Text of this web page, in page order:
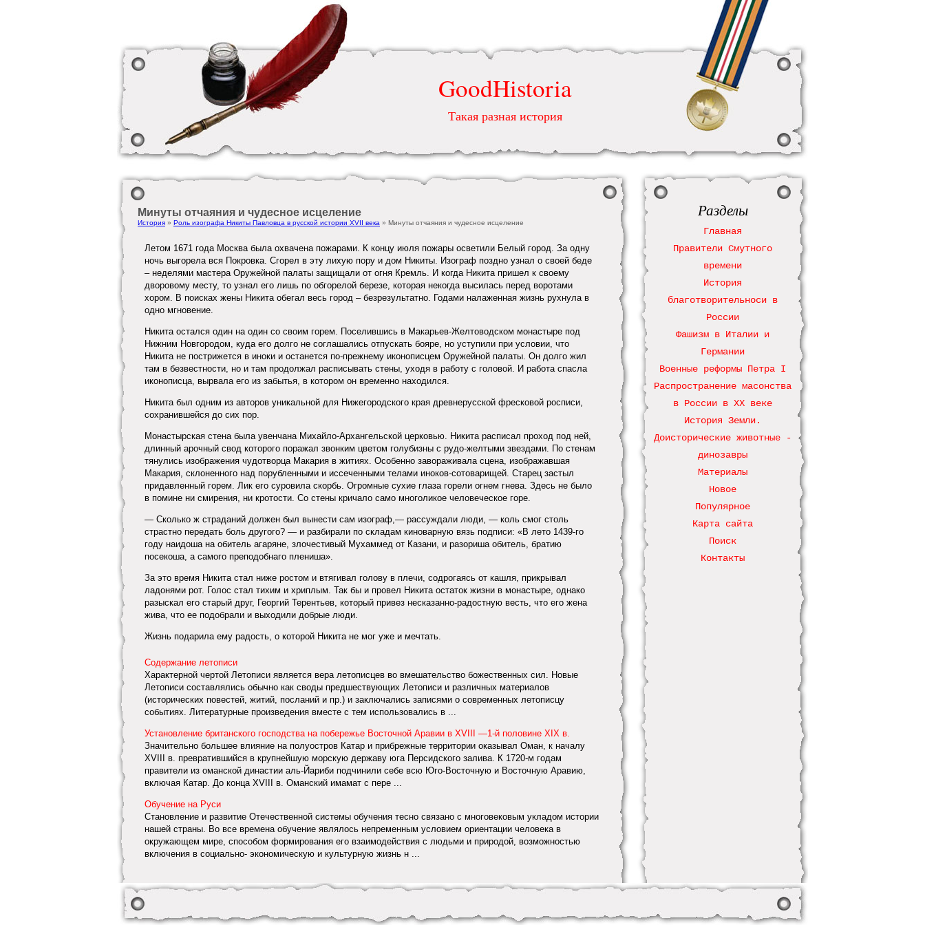
GoodHistoria
Такая разная история
Минуты отчаяния и чудесное исцеление
История » Роль изографа Никиты Павловца в русской истории XVII века » Минуты отчаяния и чудесное исцеление
Летом 1671 года Москва была охвачена пожарами. К концу июля пожары осветили Белый город. За одну
ночь выгорела вся Покровка. Сгорел в эту лихую пору и дом Никиты. Изограф поздно узнал о своей беде
– неделями мастера Оружейной палаты защищали от огня Кремль. И когда Никита пришел к своему
дворовому месту, то узнал его лишь по обгорелой березе, которая некогда высилась перед воротами
хором. В поисках жены Никита обегал весь город – безрезультатно. Годами налаженная жизнь рухнула в
одно мгновение.
Никита остался один на один со своим горем. Поселившись в Макарьев-Желтоводском монастыре под
Нижним Новгородом, куда его долго не соглашались отпускать бояре, но уступили при условии, что
Никита не пострижется в иноки и останется по-прежнему иконописцем Оружейной палаты. Он долго жил
там в безвестности, но и там продолжал расписывать стены, уходя в работу с головой. И работа спасла
иконописца, вырвала его из забытья, в котором он временно находился.
Никита был одним из авторов уникальной для Нижегородского края древнерусской фресковой росписи,
сохранившейся до сих пор.
Монастырская стена была увенчана Михайло-Архангельской церковью. Никита расписал проход под ней,
длинный арочный свод которого поражал звонким цветом голубизны с рудо-желтыми звездами. По стенам
тянулись изображения чудотворца Макария в житиях. Особенно завораживала сцена, изображавшая
Макария, склоненного над порубленными и иссеченными телами иноков-сотоварищей. Старец застыл
придавленный горем. Лик его суровила скорбь. Огромные сухие глаза горели огнем гнева. Здесь не было
в помине ни смирения, ни кротости. Со стены кричало само многоликое человеческое горе.
— Сколько ж страданий должен был вынести сам изограф,— рассуждали люди, — коль смог столь
страстно передать боль другого? — и разбирали по складам киноварную вязь подписи: «В лето 1439-го
году наидоша на обитель агаряне, злочестивый Мухаммед от Казани, и разориша обитель, братию
посекоша, а самого преподобнаго плениша».
За это время Никита стал ниже ростом и втягивал голову в плечи, содрогаясь от кашля, прикрывал
ладонями рот. Голос стал тихим и хриплым. Так бы и провел Никита остаток жизни в монастыре, однако
разыскал его старый друг, Георгий Терентьев, который привез несказанно-радостную весть, что его жена
жива, что ее подобрали и выходили добрые люди.
Жизнь подарила ему радость, о которой Никита не мог уже и мечтать.
Содержание летописи
Характерной чертой Летописи является вера летописцев во вмешательство божественных сил. Новые
Летописи составлялись обычно как своды предшествующих Летописи и различных материалов
(исторических повестей, житий, посланий и пр.) и заключались записями о современных летописцу
событиях. Литературные произведения вместе с тем использовались в ...
Установление британского господства на побережье Восточной Аравии в XVIII —1-й половине XIX в.
Значительно большее влияние на полуостров Катар и прибрежные территории оказывал Оман, к началу
XVIII в. превратившийся в крупнейшую морскую державу юга Персидского залива. К 1720-м годам
правители из оманской династии аль-Йариби подчинили себе всю Юго-Восточную и Восточную Аравию,
включая Катар. До конца XVIII в. Оманский имамат с пере ...
Обучение на Руси
Становление и развитие Отечественной системы обучения тесно связано с многовековым укладом истории
нашей страны. Во все времена обучение являлось непременным условием ориентации человека в
окружающем мире, способом формирования его взаимодействия с людьми и природой, возможностью
включения в социально- экономическую и культурную жизнь н ...
Разделы
Главная
Правители Смутного
времени
История
благотворительноси в
России
Фашизм в Италии и
Германии
Военные реформы Петра І
Распространение масонства
в России в ХХ веке
История Земли.
Доисторические животные -
динозавры
Материалы
Новое
Популярное
Карта сайта
Поиск
Контакты